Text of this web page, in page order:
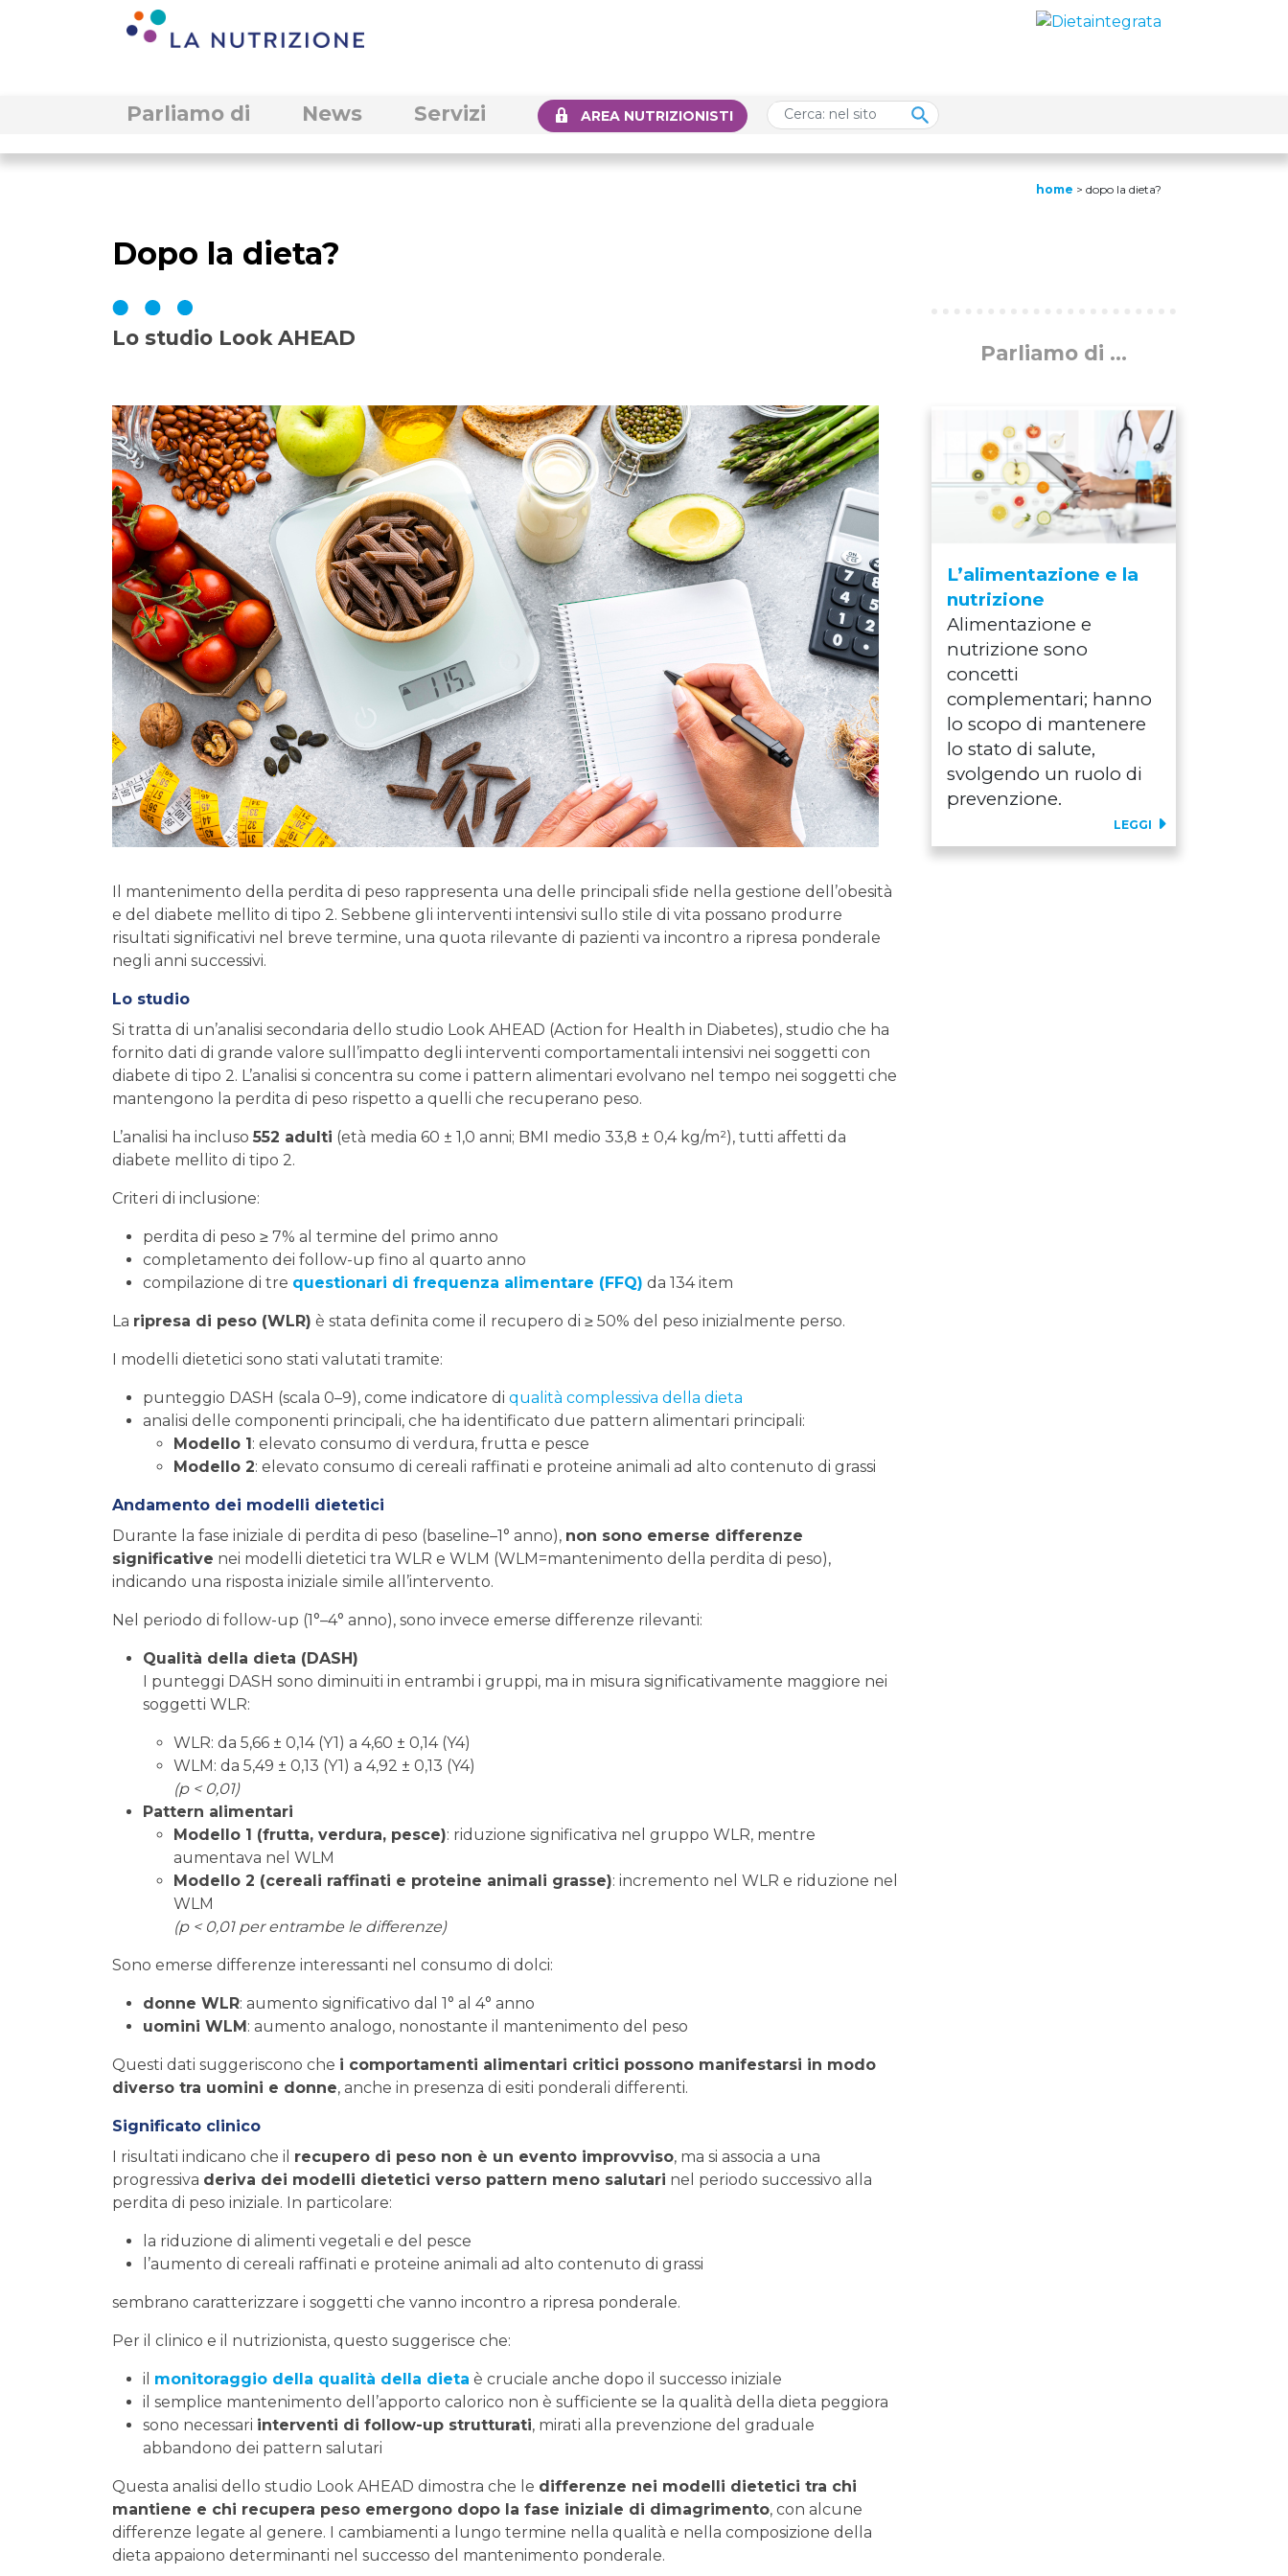
Parliamo di News Servizi AREA NUTRIZIONISTI
home > dopo la dieta?
Dopo la dieta?
Lo studio Look AHEAD
Il mantenimento della perdita di peso rappresenta una delle principali sfide nella gestione dell’obesità
e del diabete mellito di tipo 2. Sebbene gli interventi intensivi sullo stile di vita possano produrre
risultati significativi nel breve termine, una quota rilevante di pazienti va incontro a ripresa ponderale
negli anni successivi.
Lo studio
Si tratta di un’analisi secondaria dello studio Look AHEAD (Action for Health in Diabetes), studio che ha
fornito dati di grande valore sull’impatto degli interventi comportamentali intensivi nei soggetti con
diabete di tipo 2. L’analisi si concentra su come i pattern alimentari evolvano nel tempo nei soggetti che
mantengono la perdita di peso rispetto a quelli che recuperano peso.
L’analisi ha incluso 552 adulti (età media 60 ± 1,0 anni; BMI medio 33,8 ± 0,4 kg/m²), tutti affetti da
diabete mellito di tipo 2.
Criteri di inclusione:
perdita di peso ≥ 7% al termine del primo anno
completamento dei follow-up fino al quarto anno
compilazione di tre questionari di frequenza alimentare (FFQ) da 134 item
La ripresa di peso (WLR) è stata definita come il recupero di ≥ 50% del peso inizialmente perso.
I modelli dietetici sono stati valutati tramite:
punteggio DASH (scala 0–9), come indicatore di qualità complessiva della dieta
analisi delle componenti principali, che ha identificato due pattern alimentari principali:
Modello 1: elevato consumo di verdura, frutta e pesce
Modello 2: elevato consumo di cereali raffinati e proteine animali ad alto contenuto di grassi
Andamento dei modelli dietetici
Durante la fase iniziale di perdita di peso (baseline–1° anno), non sono emerse differenze
significative nei modelli dietetici tra WLR e WLM (WLM=mantenimento della perdita di peso),
indicando una risposta iniziale simile all’intervento.
Nel periodo di follow-up (1°–4° anno), sono invece emerse differenze rilevanti:
Qualità della dieta (DASH)
I punteggi DASH sono diminuiti in entrambi i gruppi, ma in misura significativamente maggiore nei
soggetti WLR:
WLR: da 5,66 ± 0,14 (Y1) a 4,60 ± 0,14 (Y4)
WLM: da 5,49 ± 0,13 (Y1) a 4,92 ± 0,13 (Y4)
(p < 0,01)
Pattern alimentari
Modello 1 (frutta, verdura, pesce): riduzione significativa nel gruppo WLR, mentre
aumentava nel WLM
Modello 2 (cereali raffinati e proteine animali grasse): incremento nel WLR e riduzione nel
WLM
(p < 0,01 per entrambe le differenze)
Sono emerse differenze interessanti nel consumo di dolci:
donne WLR: aumento significativo dal 1° al 4° anno
uomini WLM: aumento analogo, nonostante il mantenimento del peso
Questi dati suggeriscono che i comportamenti alimentari critici possono manifestarsi in modo
diverso tra uomini e donne, anche in presenza di esiti ponderali differenti.
Significato clinico
I risultati indicano che il recupero di peso non è un evento improvviso, ma si associa a una
progressiva deriva dei modelli dietetici verso pattern meno salutari nel periodo successivo alla
perdita di peso iniziale. In particolare:
la riduzione di alimenti vegetali e del pesce
l’aumento di cereali raffinati e proteine animali ad alto contenuto di grassi
sembrano caratterizzare i soggetti che vanno incontro a ripresa ponderale.
Per il clinico e il nutrizionista, questo suggerisce che:
il monitoraggio della qualità della dieta è cruciale anche dopo il successo iniziale
il semplice mantenimento dell’apporto calorico non è sufficiente se la qualità della dieta peggiora
sono necessari interventi di follow-up strutturati, mirati alla prevenzione del graduale
abbandono dei pattern salutari
Questa analisi dello studio Look AHEAD dimostra che le differenze nei modelli dietetici tra chi
mantiene e chi recupera peso emergono dopo la fase iniziale di dimagrimento, con alcune
differenze legate al genere. I cambiamenti a lungo termine nella qualità e nella composizione della
dieta appaiono determinanti nel successo del mantenimento ponderale.
Parliamo di ...
L’alimentazione e la
nutrizione
Alimentazione e
nutrizione sono
concetti
complementari; hanno
lo scopo di mantenere
lo stato di salute,
svolgendo un ruolo di
prevenzione.
LEGGI